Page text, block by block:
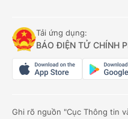
Tải ứng dụng:
BÁO ĐIỆN TỬ CHÍNH
Ghi rõ nguồn "Cục Thông tin